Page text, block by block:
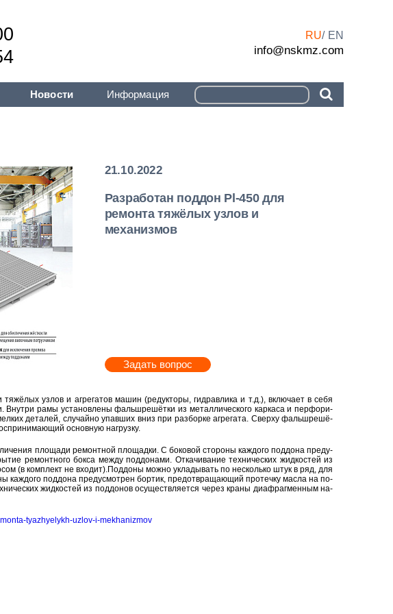
RU EN
info@nskmz.com
Новости Информация
21.10.2022
Разработан поддон Pl-450 для
ремонта тяжёлых узлов и
механизмов
Задать вопрос
узлов и аг­ре­га­тов машин (ре­дук­то­ры, гид­рав­ли­ка и т.д.), вклю­ча­ет в себя
Внут­ри рамы уста­нов­ле­ны фальш­ре­шёт­ки из ме­тал­ли­че­ско­го кар­ка­са и пер­фо­ри­
де­та­лей, слу­чай­но упав­ших вниз при раз­бор­ке аг­ре­га­та. Свер­ху фальш­ре­шё­
ос­нов­ную на­груз­ку.
пло­ща­ди ре­монт­ной пло­щад­ки. С бо­ко­вой сто­ро­ны каж­до­го под­до­на преду­
ре­монт­но­го бокса между под­до­на­ми. От­ка­чи­ва­ние тех­ни­че­ских жид­ко­стей из
(в ком­плект не вхо­дит).Под­до­ны можно укла­ды­вать по несколь­ко штук в ряд, для
каж­до­го под­до­на преду­смот­рен бор­тик, предот­вра­ща­ю­щий про­теч­ку масла на по­
жид­ко­стей из под­до­нов осу­ществ­ля­ет­ся через краны диа­фраг­мен­ным на­
​tyazhyelykh-​uzlov-​i-​mekhanizmov